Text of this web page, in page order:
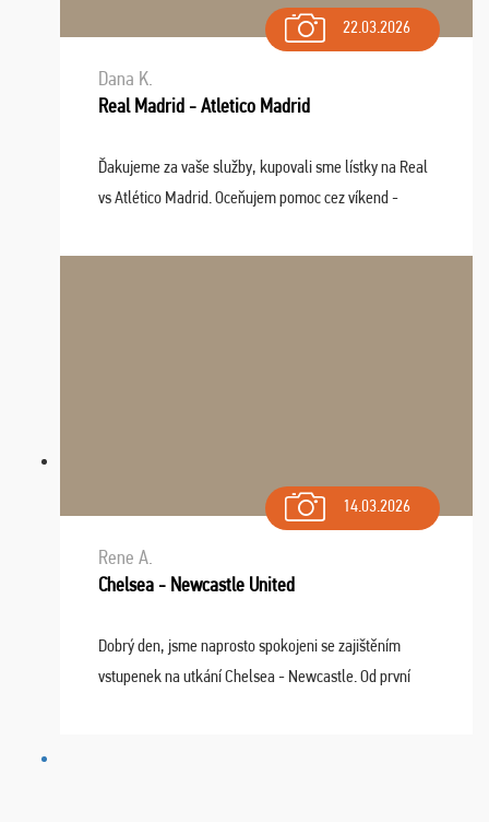
22.03.2026
Dana K.
Real Madrid - Atletico Madrid
Ďakujeme za vaše služby, kupovali sme lístky na Real
vs Atlético Madrid. Oceňujem pomoc cez víkend -
spokojnosti. Sedenie bolo dobré, štadión Barnabéu ...
14.03.2026
Rene A.
Chelsea - Newcastle United
Dobrý den, jsme naprosto spokojeni se zajištěním
vstupenek na utkání Chelsea - Newcastle. Od první